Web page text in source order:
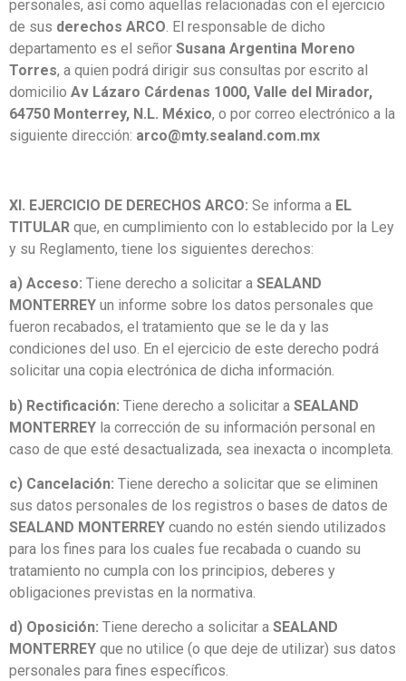
personales, así como aquellas relacionadas con el ejercicio
de sus derechos ARCO. El responsable de dicho
departamento es el señor Susana Argentina Moreno
Torres, a quien podrá dirigir sus consultas por escrito al
domicilio Av Lázaro Cárdenas 1000, Valle del Mirador,
64750 Monterrey, N.L. México, o por correo electrónico a la
siguiente dirección: arco@mty.sealand.com.mx
XI. EJERCICIO DE DERECHOS ARCO: Se informa a EL
TITULAR que, en cumplimiento con lo establecido por la Ley
y su Reglamento, tiene los siguientes derechos:
a) Acceso: Tiene derecho a solicitar a SEALAND
MONTERREY un informe sobre los datos personales que
fueron recabados, el tratamiento que se le da y las
condiciones del uso. En el ejercicio de este derecho podrá
solicitar una copia electrónica de dicha información.
b) Rectificación: Tiene derecho a solicitar a SEALAND
MONTERREY la corrección de su información personal en
caso de que esté desactualizada, sea inexacta o incompleta.
c) Cancelación: Tiene derecho a solicitar que se eliminen
sus datos personales de los registros o bases de datos de
SEALAND MONTERREY cuando no estén siendo utilizados
para los fines para los cuales fue recabada o cuando su
tratamiento no cumpla con los principios, deberes y
obligaciones previstas en la normativa.
d) Oposición: Tiene derecho a solicitar a SEALAND
MONTERREY que no utilice (o que deje de utilizar) sus datos
personales para fines específicos.